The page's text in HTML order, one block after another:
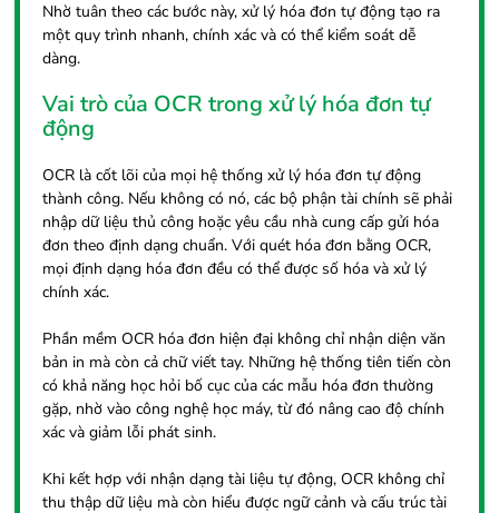
Nhờ tuân theo các bước này, xử lý hóa đơn tự động tạo ra
một quy trình nhanh, chính xác và có thể kiểm soát dễ
dàng.
Vai trò của OCR trong xử lý hóa đơn tự
động
OCR là cốt lõi của mọi hệ thống xử lý hóa đơn tự động
thành công. Nếu không có nó, các bộ phận tài chính sẽ phải
nhập dữ liệu thủ công hoặc yêu cầu nhà cung cấp gửi hóa
đơn theo định dạng chuẩn. Với quét hóa đơn bằng OCR,
mọi định dạng hóa đơn đều có thể được số hóa và xử lý
chính xác.
Phần mềm OCR hóa đơn hiện đại không chỉ nhận diện văn
bản in mà còn cả chữ viết tay. Những hệ thống tiên tiến còn
có khả năng học hỏi bố cục của các mẫu hóa đơn thường
gặp, nhờ vào công nghệ học máy, từ đó nâng cao độ chính
xác và giảm lỗi phát sinh.
Khi kết hợp với nhận dạng tài liệu tự động, OCR không chỉ
thu thập dữ liệu mà còn hiểu được ngữ cảnh và cấu trúc tài